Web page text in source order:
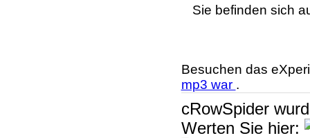
Sie befinden sich
Besuchen das
mp3 war .
cRowSpider
Werten Sie hier: